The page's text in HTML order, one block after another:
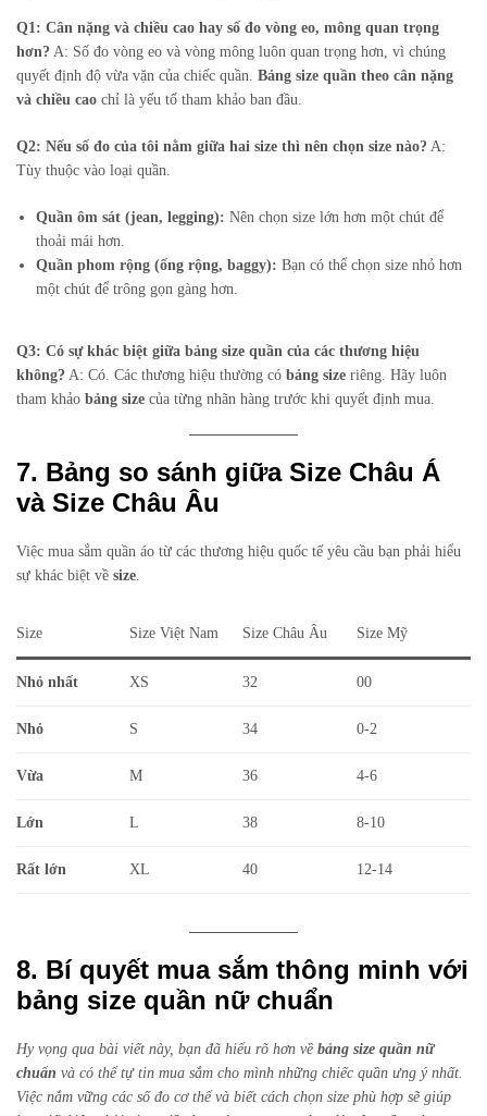
Q1: Cân nặng và chiều cao hay số đo vòng eo, mông quan trọng
hơn? A: Số đo vòng eo và vòng mông luôn quan trọng hơn, vì chúng
quyết định độ vừa vặn của chiếc quần. Bảng size quần theo cân nặng
và chiều cao chỉ là yếu tố tham khảo ban đầu.
Q2: Nếu số đo của tôi nằm giữa hai size thì nên chọn size nào? A:
Tùy thuộc vào loại quần.
Quần ôm sát (jean, legging): Nên chọn size lớn hơn một chút để
thoải mái hơn.
Quần phom rộng (ống rộng, baggy): Bạn có thể chọn size nhỏ hơn
một chút để trông gọn gàng hơn.
Q3: Có sự khác biệt giữa bảng size quần của các thương hiệu
không? A: Có. Các thương hiệu thường có bảng size riêng. Hãy luôn
tham khảo bảng size của từng nhãn hàng trước khi quyết định mua.
7. Bảng so sánh giữa Size Châu Á
và Size Châu Âu
Việc mua sắm quần áo từ các thương hiệu quốc tế yêu cầu bạn phải hiểu
sự khác biệt về size
Size Size Việt Nam Size Châu Âu Size Mỹ
Nhỏ nhất XS 32 00
Nhỏ S 34 0-2
Vừa M 36 4-6
Lớn L 38 8-10
Rất lớn XL 40 12-14
8. Bí quyết mua sắm thông minh với
bảng size quần nữ chuẩn
Hy vọng qua bài viết này, bạn đã hiểu rõ hơn về bảng size quần nữ
chuẩn và có thể tự tin mua sắm cho mình những chiếc quần ưng ý nhất.
Việc nắm vững các số đo cơ thể và biết cách chọn size phù hợp sẽ giúp